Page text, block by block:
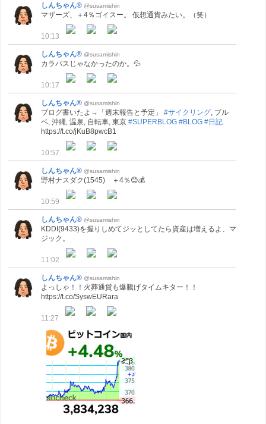
しんちゃん® @susamishin
マザーズ、＋4％ゴイスー。 仮想通貨みたい。（笑）
10:13
しんちゃん® @susamishin
カラパスじゃなかったのか。💦
10:17
しんちゃん® @susamishin
ブログ書いたよ→「週末報告と予定」 #サイクリング, ブル
ベ, 沖縄, 温泉, 自転車, 東京 #SUPERBLOG #BLOG #日記
https://t.co/jKuB8pwcB1
10:57
しんちゃん® @susamishin
野村ナスダク(1545) ＋4％😊💰
10:59
しんちゃん® @susamishin
KDDI(9433)を握りしめてジッとしてたら資産は増えるよ、マ
ジック。
11:02
しんちゃん® @susamishin
よっしゃ！！火葬通貨も爆騰げタイムキター！！
https://t.co/SyswEURara
11:27